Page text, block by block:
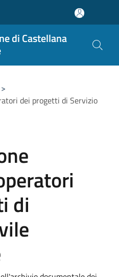
di Castellana
>
dei progetti di Servizio
di